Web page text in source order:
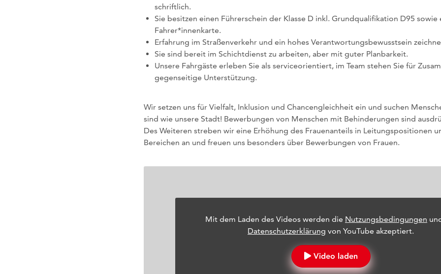
schriftlich.
Sie besitzen einen Führerschein der Klasse D inkl. Grundqualifikation D95
Fahrer*innenkarte.
Erfahrung im Straßenverkehr und ein hohes Verantwortungsbewusstsein
Sie sind bereit im Schichtdienst zu arbeiten, aber mit guter Planbarkeit.
Unsere Fahrgäste erleben Sie als serviceorientiert, im Team stehen Sie für
gegenseitige Unterstützung.
Wir setzen uns für Vielfalt, Inklusion und Chancengleichheit ein und suchen
sind wie unsere Stadt! Bewerbungen von Menschen mit Behinderungen sind
Des Weiteren streben wir eine Erhöhung des Frauenanteils in Leitungspositionen
Bereichen an und freuen uns besonders über Bewerbungen von Frauen.
Mit dem Laden des Videos werden die Nutzungsbedingungen
Datenschutzerklärung von YouTube akzeptiert.
Video laden